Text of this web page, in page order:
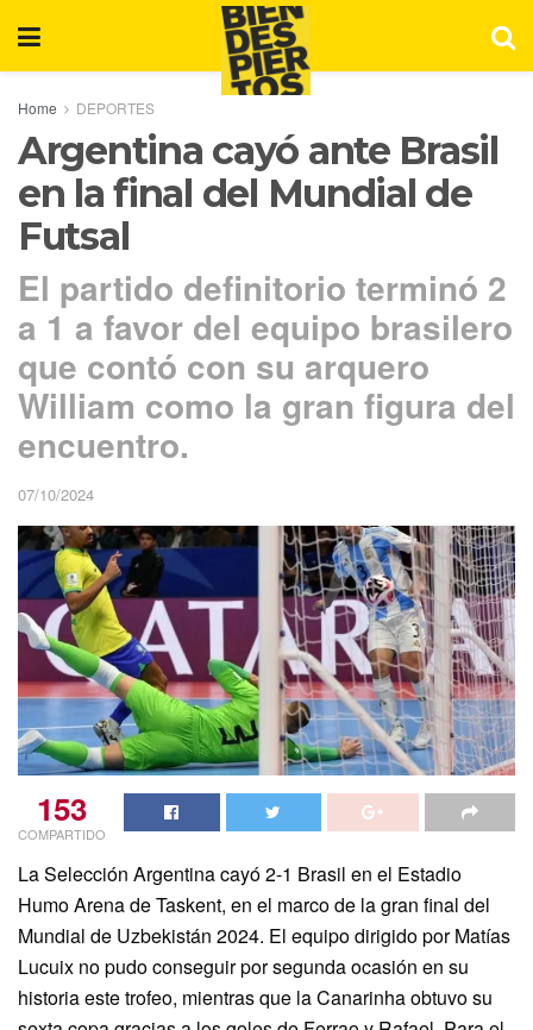
Home DEPORTES
Argentina cayó ante Brasil
en la final del Mundial de
Futsal
El partido definitorio terminó 2
a 1 a favor del equipo brasilero
que contó con su arquero
William como la gran figura del
encuentro.
07/10/2024
153
COMPARTIDO
La Selección Argentina cayó 2-1 Brasil en el Estadio
Humo Arena de Taskent, en el marco de la gran final del
Mundial de Uzbekistán 2024. El equipo dirigido por Matías
Lucuix no pudo conseguir por segunda ocasión en su
historia este trofeo, mientras que la Canarinha obtuvo su